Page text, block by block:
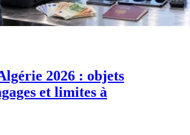
2026 : objets
et limites à